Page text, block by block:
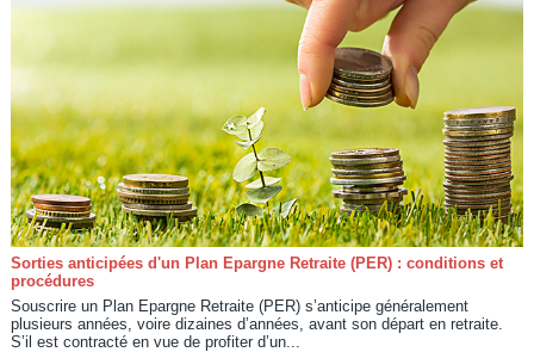
Sorties anticipées d'un Plan Epargne Retraite (PER) : conditions et
procédures
Souscrire un Plan Epargne Retraite (PER) s’anticipe généralement
plusieurs années, voire dizaines d’années, avant son départ en retraite.
S’il est contracté en vue de profiter d’un...